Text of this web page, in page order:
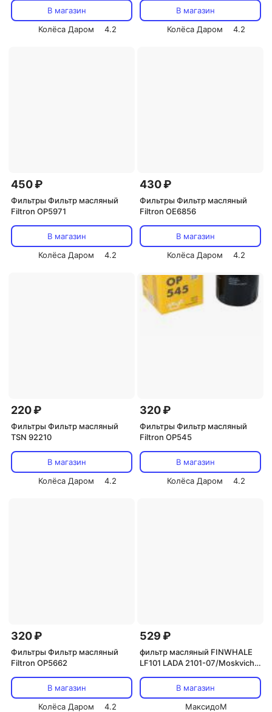
В магазин
Колёса Даром
4.2
В магазин
Колёса Даром
4.2
450 ₽
Фильтры Фильтр масляный
Filtron OP5971
В магазин
Колёса Даром
4.2
430 ₽
Фильтры Фильтр масляный
Filtron OE6856
В магазин
Колёса Даром
4.2
220 ₽
Фильтры Фильтр масляный
TSN 92210
В магазин
Колёса Даром
4.2
320 ₽
Фильтры Фильтр масляный
Filtron OP545
В магазин
Колёса Даром
4.2
320 ₽
Фильтры Фильтр масляный
Filtron OP5662
В магазин
Колёса Даром
4.2
529 ₽
фильтр масляный FINWHALE
LF101 LADA 2101-07/Moskvich
В магазин
МаксидоМ